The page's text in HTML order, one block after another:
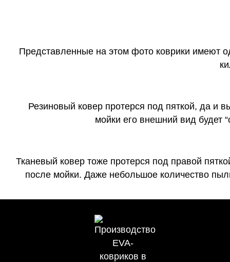
Представленные на этом фото коврики имеют
Резиновый ковер протерся под пяткой, да и
мойки его внешний вид будет
Тканевый ковер тоже протерся под правой
после мойки. Даже небольшое количество